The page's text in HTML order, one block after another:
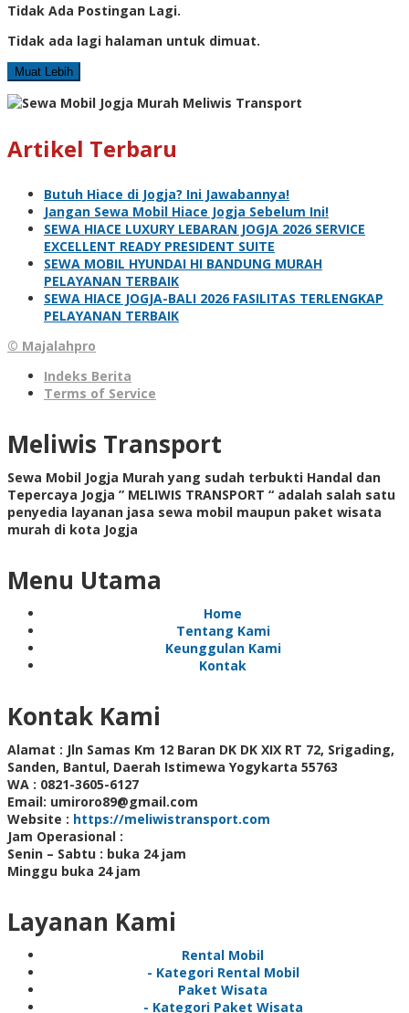
Tidak Ada Postingan Lagi.
Tidak ada lagi halaman untuk dimuat.
Muat Lebih
Artikel Terbaru
Butuh Hiace di Jogja? Ini Jawabannya!
Jangan Sewa Mobil Hiace Jogja Sebelum Ini!
SEWA HIACE LUXURY LEBARAN JOGJA 2026 SERVICE
EXCELLENT READY PRESIDENT SUITE
SEWA MOBIL HYUNDAI HI BANDUNG MURAH
PELAYANAN TERBAIK
SEWA HIACE JOGJA-BALI 2026 FASILITAS TERLENGKAP
PELAYANAN TERBAIK
© Majalahpro
Indeks Berita
Terms of Service
Meliwis Transport
Sewa Mobil Jogja Murah yang sudah terbukti Handal dan
Tepercaya Jogja ” MELIWIS TRANSPORT “ adalah salah satu
penyedia layanan jasa sewa mobil maupun paket wisata
murah di kota Jogja
Menu Utama
Home
Tentang Kami
Keunggulan Kami
Kontak
Kontak Kami
Alamat : Jln Samas Km 12 Baran DK DK XIX RT 72, Srigading,
Sanden, Bantul, Daerah Istimewa Yogykarta 55763
WA : 0821-3605-6127
Email: umiroro89@gmail.com
Website : https://meliwistransport.com
Jam Operasional :
Senin – Sabtu : buka 24 jam
Minggu buka 24 jam
Layanan Kami
Rental Mobil
- Kategori Rental Mobil
Paket Wisata
- Kategori Paket Wisata